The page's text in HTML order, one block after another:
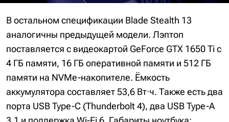
В остальном спецификации Blade Stealth 13
аналогичны предыдущей модели. Лэптоп
поставляется с видеокартой GeForce GTX 1650 Ti с
4 ГБ памяти, 16 ГБ оперативной памяти и 512 ГБ
памяти на NVMe-накопителе. Ёмкость
аккумулятора составляет 53,6 Вт·ч. Также есть два
порта USB Type-C (Thunderbolt 4), два USB Type-A